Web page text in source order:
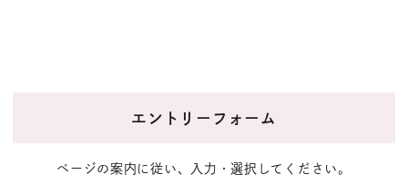
エントリーフォーム
ページの案内に従い、入力・選択してください。